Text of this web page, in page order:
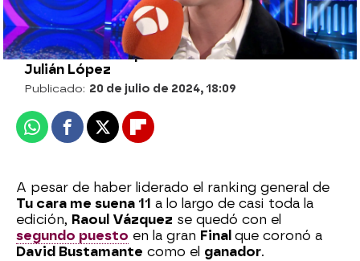
Alberto Mendo |
Julián López
Publicado: 20 de julio de 2024, 18:09
WhatsappFacebook
X Flipboard
A pesar de haber liderado el ranking general de
Tu cara me suena 11 a lo largo de casi toda la
edición, Raoul Vázquez se quedó con el
segundo puesto en la gran Final que coronó a
David Bustamante como el ganador.